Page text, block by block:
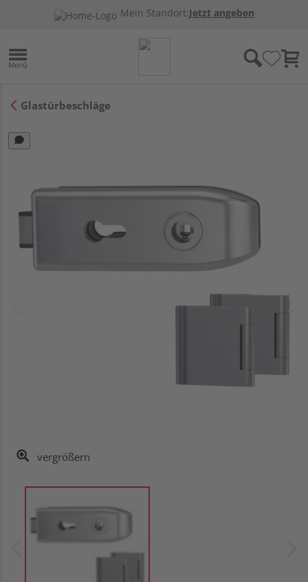
Mein Standort:Jetzt angeben
Glastürbeschläge
vergrößern